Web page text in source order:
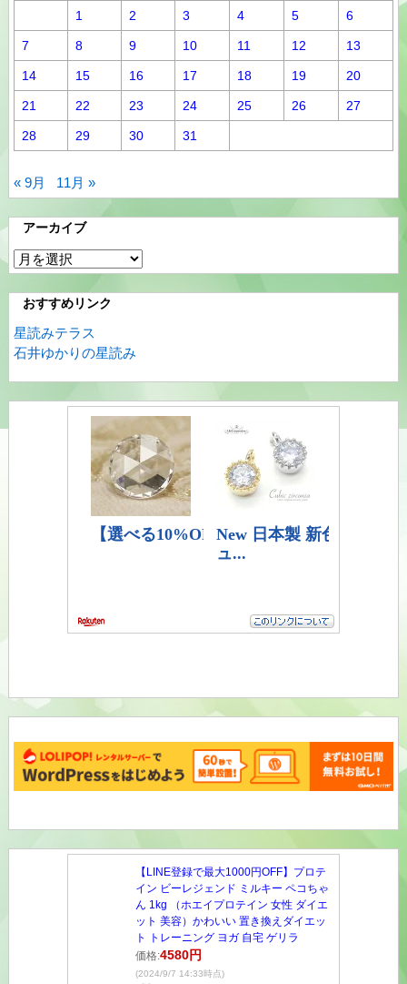
1 2 3 4 5 6
7 8 9 10 11 12 13
14 15 16 17 18 19 20
21 22 23 24 25 26 27
28 29 30 31
« 9月 11月 »
アーカイブ
ア
ー
カ
ブ
おすすめリンク
星読みテラス
石井ゆかりの星読み
【LINE登録で最大1000円OFF】プロテ
イン ビーレジェンド ミルキー ペコちゃ
ん 1kg （ホエイプロテイン 女性 ダイエ
ット 美容）かわいい 置き換えダイエッ
ト トレーニング ヨガ 自宅 ゲリラ
価格:4580円
(2024/9/7 14:33時点)